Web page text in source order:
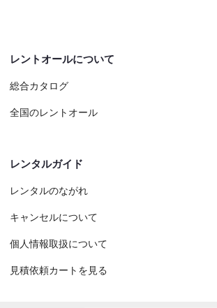
レントオールについて
総合カタログ
全国のレントオール
レンタルガイド
レンタルのながれ
キャンセルについて
個人情報取扱について
見積依頼カートを見る